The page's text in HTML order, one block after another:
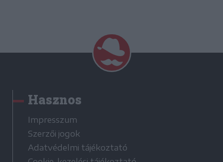
Hasznos
Impresszum
Szerzői jogok
Adatvédelmi tájékoztató